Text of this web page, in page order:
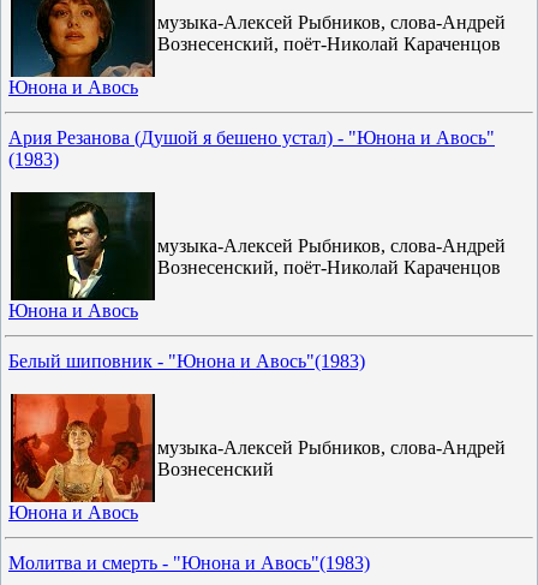
музыка-Алексей Рыбников, слова-Андрей
Вознесенский, поёт-Николай Караченцов
Юнона и Авось
Ария Резанова (Душой я бешено устал) - "Юнона и Авось"
(1983)
музыка-Алексей Рыбников, слова-Андрей
Вознесенский, поёт-Николай Караченцов
Юнона и Авось
Белый шиповник - "Юнона и Авось"(1983)
музыка-Алексей Рыбников, слова-Андрей
Вознесенский
Юнона и Авось
Молитва и смерть - "Юнона и Авось"(1983)